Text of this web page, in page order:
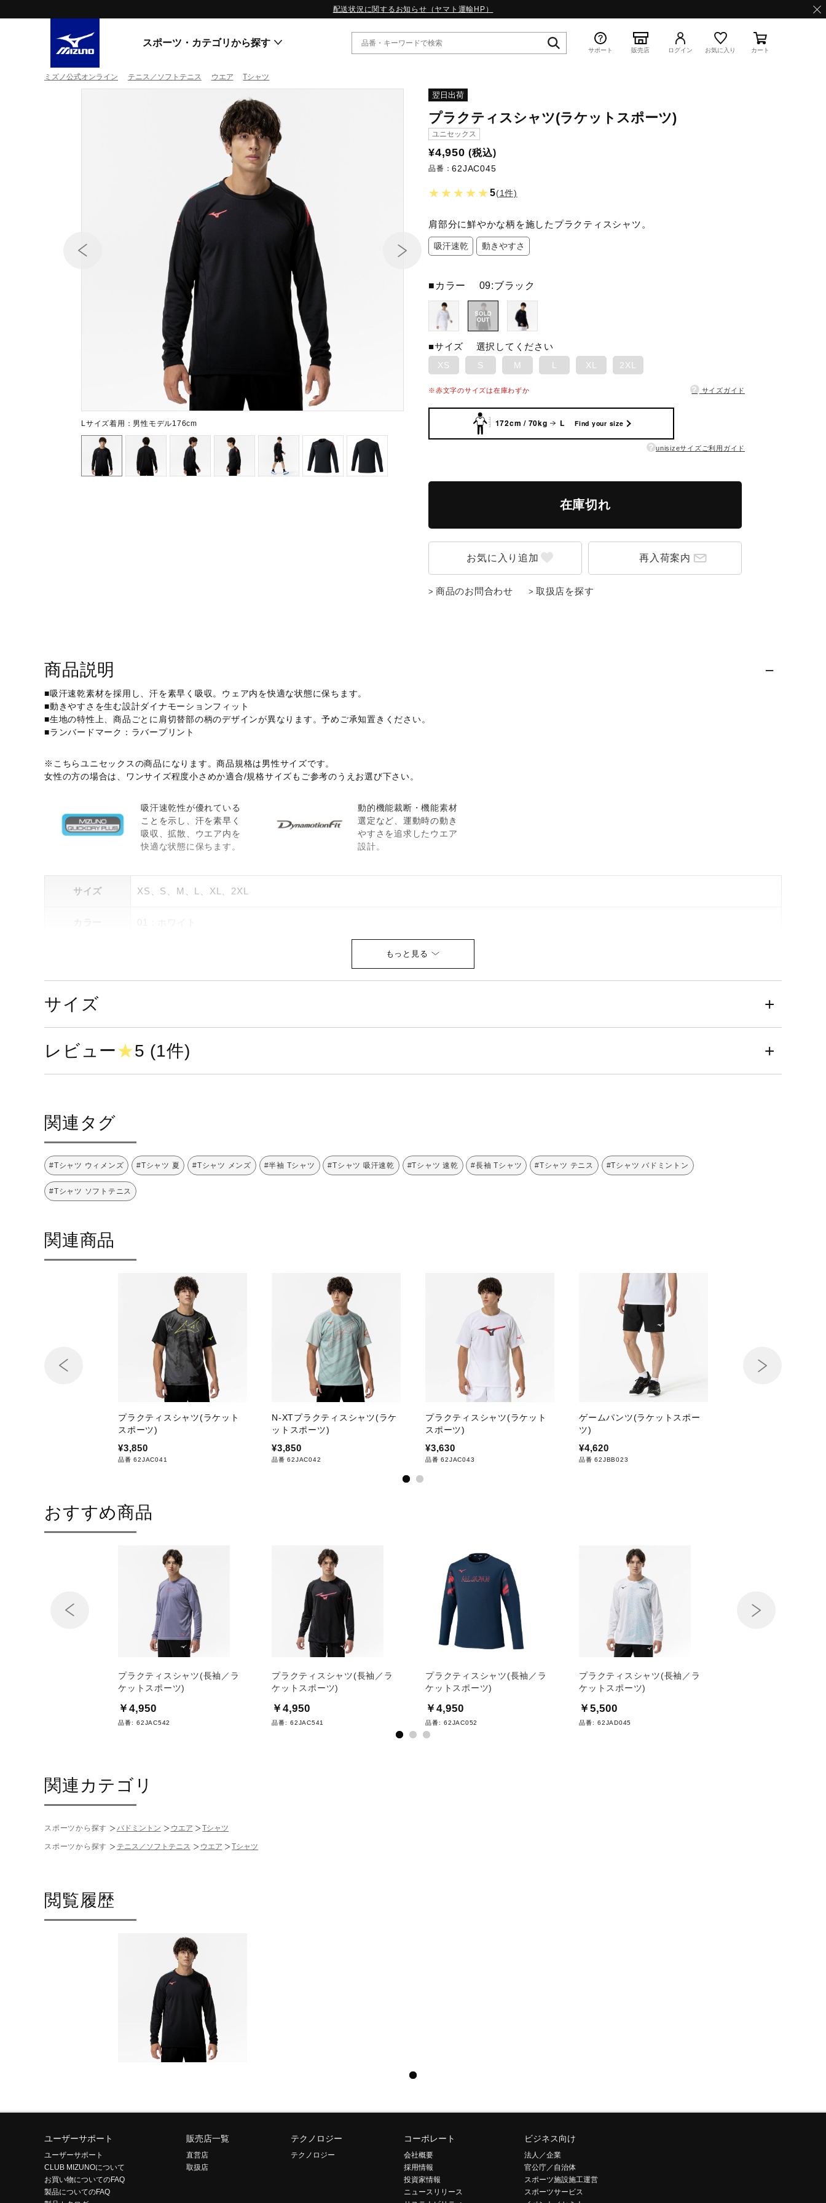
配送状況に関するお知らせ（ヤマト運輸HP）
スポーツ・カテゴリから探す
スニーカー
ウィンタースポーツ
ウォーキングシューズ
コラボ／ライセンス
セール
その他
スニーカー
すべてのシリーズ
WAVE PROPHECY
ゴアテックス
コラボレーション
その他シリーズ
スペシャルカラーパック｜特集
WP STRAP 2｜特集
マーガレット・ハウエル｜特集
KICKS & ECHO｜特集
スニーカー商品をすべて見る
特集
サポート 販売店 ログイン お気に入り カート
ミズノ公式オンライン テニス／ソフトテニス ウエア Tシャツ
翌日出荷
プラクティスシャツ(ラケットスポーツ)
ユニセックス
Lサイズ着用：男性モデル176cm
¥4,950 (税込)
品番：62JAC045
★★★★★5(1件)
肩部分に鮮やかな柄を施したプラクティスシャツ。
吸汗速乾 動きやすさ
■カラー 09:ブラック
■サイズ 選択してください
XS S M L XL 2XL
※赤文字のサイズは在庫わずか ? サイズガイド
172cm / 70kg L Find your size
? unisizeサイズご利用ガイド
在庫切れ
再入荷案内
商品のお問合わせ 取扱店を探す
商品説明
■吸汗速乾素材を採用し、汗を素早く吸収。ウェア内を快適な状態に保ちます。
■動きやすさを生む設計ダイナモーションフィット
■生地の特性上、商品ごとに肩切替部の柄のデザインが異なります。予めご承知置きください。
■ランバードマーク：ラバープリント
※こちらユニセックスの商品になります。商品規格は男性サイズです。
女性の方の場合は、ワンサイズ程度小さめか適合/規格サイズもご参考のうえお選び下さい。
吸汗速乾性が優れている
ことを示し、汗を素早く
吸収、拡散、ウエア内を
快適な状態に保ちます。
動的機能裁断・機能素材
選定など、運動時の動き
やすさを追求したウエア
設計。
サイズ XS、S、M、L、XL、2XL
発売シーズン 2025年春夏
サイズ
レビュー★5 (1件)
関連タグ
#Tシャツ ウィメンズ #Tシャツ 夏 #Tシャツ メンズ #半袖 Tシャツ #Tシャツ 吸汗速乾 #Tシャツ 速乾 #長袖 Tシャツ #Tシャツ テニス #Tシャツ バドミントン
#Tシャツ ソフトテニス
関連商品
プラクティスシャツ(ラケット
スポーツ)
¥3,850
品番 62JAC041
N-XTプラクティスシャツ(ラケ
ットスポーツ)
¥3,850
品番 62JAC042
プラクティスシャツ(ラケット
スポーツ)
¥3,630
品番 62JAC043
ゲームパンツ(ラケットスポー
ツ)
¥4,620
品番 62JBB023
おすすめ商品
プラクティスシャツ(長袖／ラ
ケットスポーツ)
￥4,950
品番: 62JAC542
プラクティスシャツ(長袖／ラ
ケットスポーツ)
￥4,950
品番: 62JAC541
プラクティスシャツ(長袖／ラ
ケットスポーツ)
￥4,950
品番: 62JAC052
プラクティスシャツ(長袖／ラ
ケットスポーツ)
￥5,500
品番: 62JAD045
関連カテゴリ
スポーツから探す バドミントン ウエア Tシャツ
スポーツから探す テニス／ソフトテニス ウエア Tシャツ
閲覧履歴
ユーザーサポート
ユーザーサポート
CLUB MIZUNOについて
お買い物についてのFAQ
製品についてのFAQ
販売店一覧
直営店
取扱店
テクノロジー
テクノロジー
コーポレート
会社概要
採用情報
投資家情報
ニュースリリース
ビジネス向け
法人／企業
官公庁／自治体
スポーツ施設施工運営
スポーツサービス